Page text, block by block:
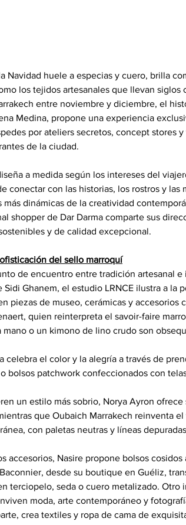
Navidad huele a especias y cuero, brilla
los tejidos artesanales que llevan siglos
entre noviembre y diciembre, el
Medina, propone una experiencia
por ateliers secretos, concept stores
de la ciudad.
a medida según los intereses del
conectar con las historias, los rostros y las
más dinámicas de la creatividad
shopper de Dar Darma comparte sus
y de calidad excepcional.
del sello marroquí
de encuentro entre tradición artesanal
Ghanem, el estudio LRNCE ilustra a la
piezas de museo, cerámicas y accesorios
quien reinterpreta el savoir-faire
mano o un kimono de lino crudo son
celebra el color y la alegría a través de
bolsos patchwork confeccionados con
un estilo más sobrio, Norya Ayron
que Oubaich Marrakech reinventa
con paletas neutras y líneas
accesorios, Nasire propone bolsos
desde su boutique en Guéliz,
terciopelo, seda o cuero metalizado. Otro
moda, arte contemporáneo y
crea textiles y ropa de cama de